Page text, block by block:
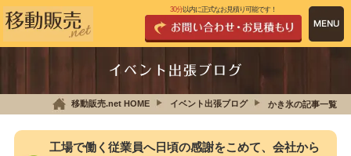
30分以内に正式なお見積り可能です！
イベント出張ブログ
移動販売.net HOME イベント出張ブログ かき氷の記事一覧
工場で働く従業員へ日頃の感謝をこめて、会社から